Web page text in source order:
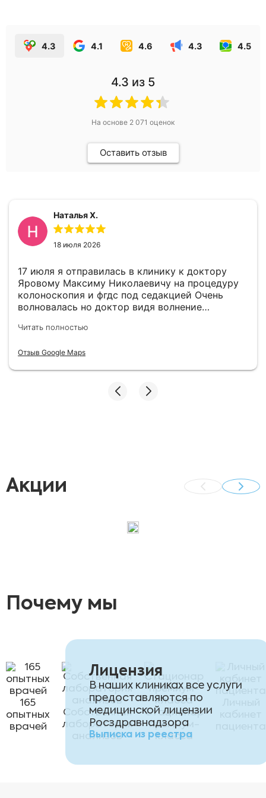
4.3 4.1 4.6 4.3 4.5
4.3 из 5
На основе 2 071 оценок
Оставить отзыв
Наталья Х.
18 июля 2026
17 июля я отправилась в клинику к доктору
Яровому Максиму Николаевичу на процедуру
колоноскопия и фгдс под седакцией Очень
волновалась но доктор видя волнение
По выявленному гастриту доктор дал
своевременно эти процедуры так как врачи
Яровому Максиму Николаевичу за хорошо
Читать полностью
Отзыв Google Maps
Акции
Почему мы
165
опытных
врачей
Собственная
лаборатория
анализов
Стационар
премиум-
класса
Лицензия
В наших клиниках все услуги
предоставляются по
медицинской лицензии
Росздравнадзора
Выписка из реестра